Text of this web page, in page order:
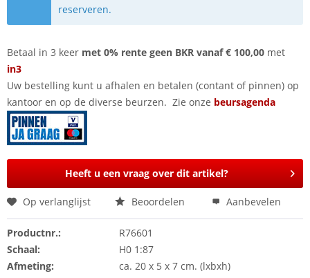
reserveren.
Betaal in 3 keer met 0% rente geen BKR vanaf € 100,00 met
in3
Uw bestelling kunt u afhalen en betalen (contant of pinnen) op
kantoor en op de diverse beurzen. Zie onze beursagenda
Heeft u een vraag over dit artikel?
Op verlanglijst Beoordelen Aanbevelen
Productnr.:
R76601
Schaal:
H0 1:87
Afmeting:
ca. 20 x 5 x 7 cm. (lxbxh)